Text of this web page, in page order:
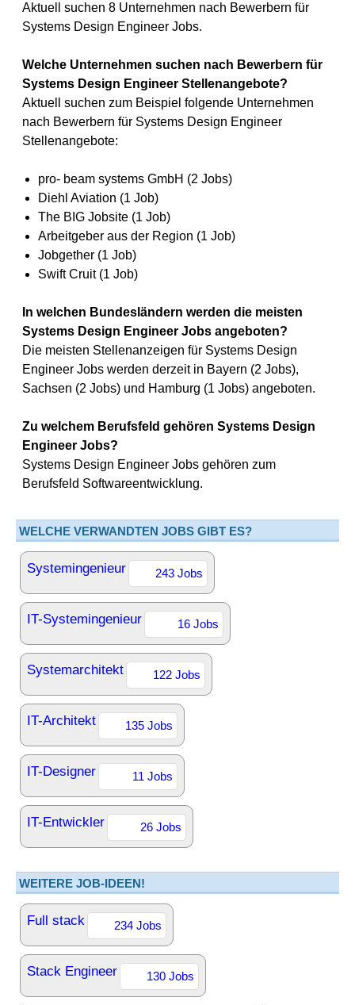
Aktuell suchen 8 Unternehmen nach Bewerbern für
Systems Design Engineer Jobs.
Welche Unternehmen suchen nach Bewerbern für
Systems Design Engineer Stellenangebote?
Aktuell suchen zum Beispiel folgende Unternehmen
nach Bewerbern für Systems Design Engineer
Stellenangebote:
pro- beam systems GmbH (2 Jobs)
Diehl Aviation (1 Job)
The BIG Jobsite (1 Job)
Arbeitgeber aus der Region (1 Job)
Jobgether (1 Job)
Swift Cruit (1 Job)
In welchen Bundesländern werden die meisten
Systems Design Engineer Jobs angeboten?
Die meisten Stellenanzeigen für Systems Design
Engineer Jobs werden derzeit in Bayern (2 Jobs),
Sachsen (2 Jobs) und Hamburg (1 Jobs) angeboten.
Zu welchem Berufsfeld gehören Systems Design
Engineer Jobs?
Systems Design Engineer Jobs gehören zum
Berufsfeld Softwareentwicklung.
WELCHE VERWANDTEN JOBS GIBT ES?
Systemingenieur 243 Jobs
IT-Systemingenieur 16 Jobs
Systemarchitekt 122 Jobs
IT-Architekt 135 Jobs
IT-Designer 11 Jobs
IT-Entwickler 26 Jobs
WEITERE JOB-IDEEN!
Full stack 234 Jobs
Stack Engineer 130 Jobs